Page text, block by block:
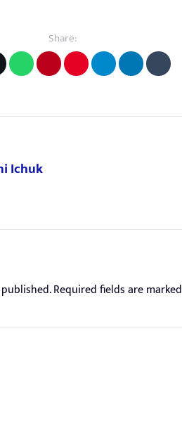
Share:
Ichuk
Required fields are marked